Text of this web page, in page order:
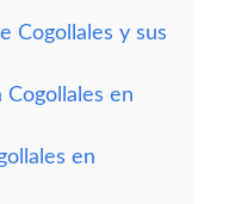
Cogollales y sus
Cogollales en
en